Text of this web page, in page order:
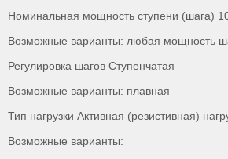
Номинальная мощность ступени (шага)
Возможные варианты: любая мощность
Регулировка шагов Ступенчатая
Возможные варианты: плавная
Тип нагрузки Активная (резистивная)
Возможные варианты: